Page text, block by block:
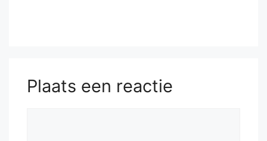
Plaats een reactie